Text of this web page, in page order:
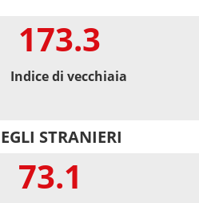
173.3
Indice di vecchiaia
STRANIERI
73.1